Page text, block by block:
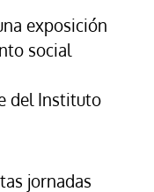
exposición
social
del Instituto
jornadas